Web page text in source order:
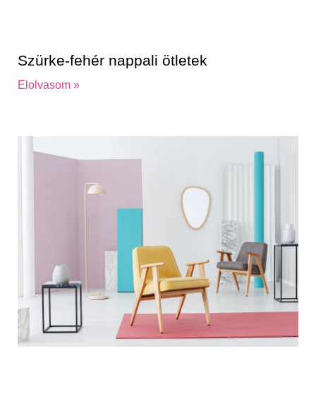
Szürke-fehér nappali ötletek
Elolvasom »